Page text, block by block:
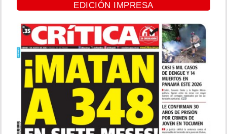
EDICIÓN IMPRESA